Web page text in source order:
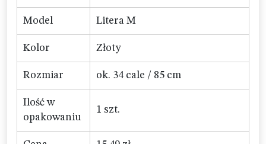
Model Litera M
Kolor Złoty
Rozmiar ok. 34 cale / 85 cm
Ilość w
opakowaniu
1 szt.